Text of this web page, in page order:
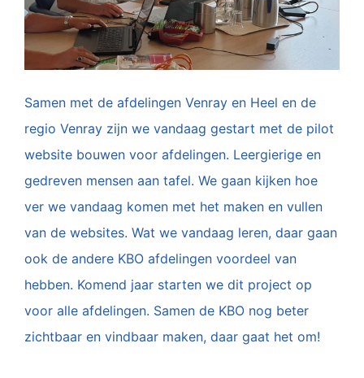
Samen met de afdelingen Venray en Heel en de
regio Venray zijn we vandaag gestart met de pilot
website bouwen voor afdelingen. Leergierige en
gedreven mensen aan tafel. We gaan kijken hoe
ver we vandaag komen met het maken en vullen
van de websites. Wat we vandaag leren, daar gaan
ook de andere KBO afdelingen voordeel van
hebben. Komend jaar starten we dit project op
voor alle afdelingen. Samen de KBO nog beter
zichtbaar en vindbaar maken, daar gaat het om!